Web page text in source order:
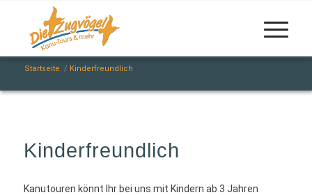
Startseite / Kinderfreundlich
Kinderfreundlich
Kanutouren könnt Ihr bei uns mit Kindern ab 3 Jahren